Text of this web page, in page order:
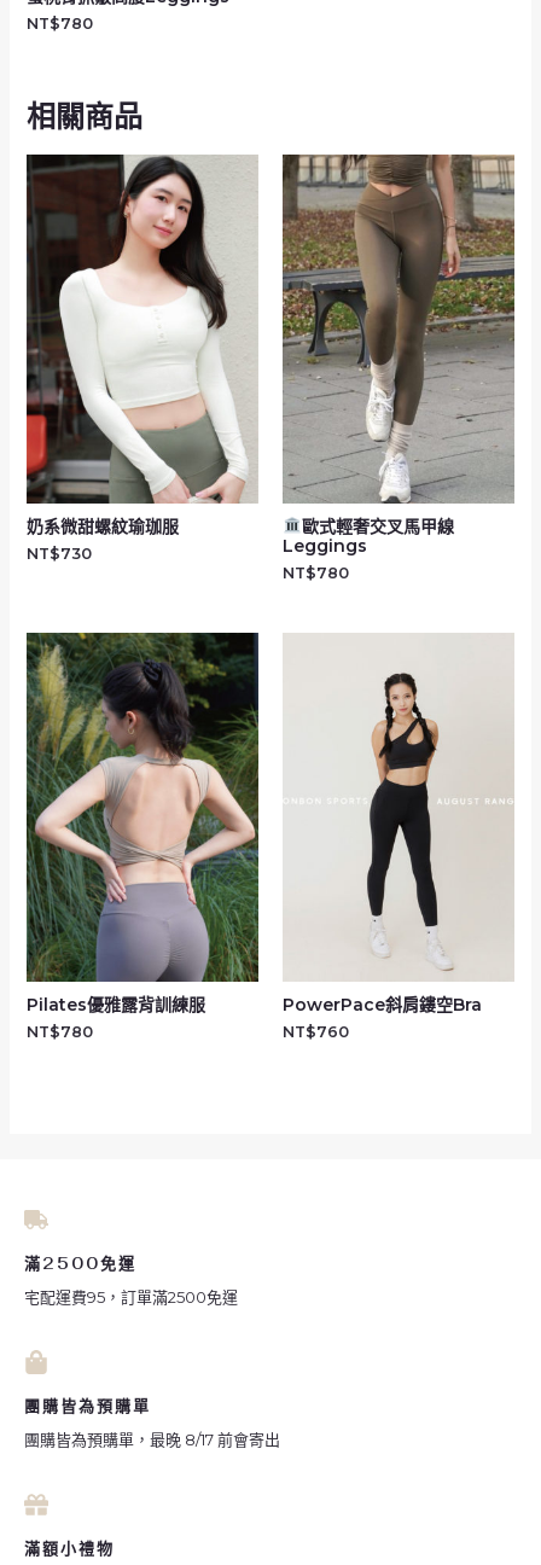
NT$780
相關商品
奶系微甜螺紋瑜珈服
NT$730
歐式輕奢交叉馬甲線
Leggings
NT$780
Pilates優雅露背訓練服
NT$780
PowerPace斜肩鏤空Bra
NT$760
滿2500免運
宅配運費95，訂單滿2500免運
團購皆為預購單
團購皆為預購單，最晚 8/17 前會寄出
滿額小禮物